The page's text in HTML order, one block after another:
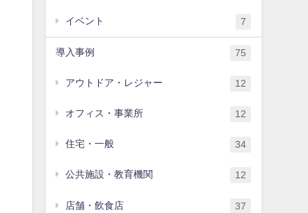
イベント 7
導入事例 75
アウトドア・レジャー 12
オフィス・事業所 12
住宅・一般 34
公共施設・教育機関 12
店舗・飲食店 37